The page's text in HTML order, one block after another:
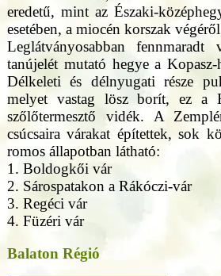
eredetű, mint az Északi-
esetében, a miocén korszak
Leglátványosabban fennmaradt
tanújelét mutató hegye a
Délkeleti és délnyugati része
melyet vastag lösz borít, ez a
szőlőtermesztő vidék. A
csúcsaira várakat építettek, sok
romos állapotban látható:
1. Boldogkői vár
2. Sárospatakon a Rákóczi-vár
3. Regéci vár
4. Füzéri vár
Balaton Régió